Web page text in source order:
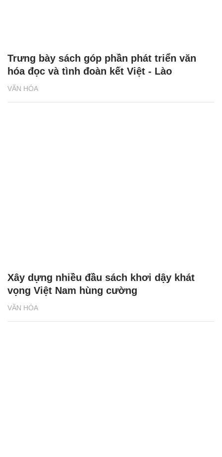
VĂN HÓA
Trưng bày sách góp phần phát triển văn
hóa đọc và tình đoàn kết Việt - Lào
VĂN HÓA
Xây dựng nhiều đầu sách khơi dậy khát
vọng Việt Nam hùng cường